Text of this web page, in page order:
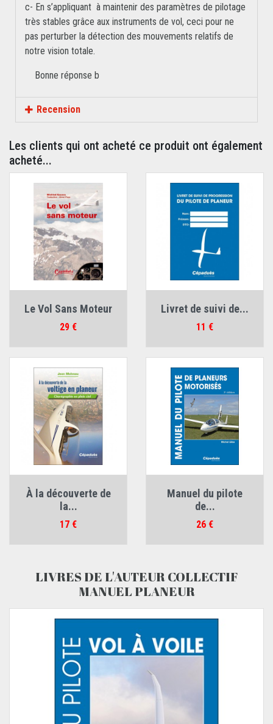
c- En s’appliquant à maintenir des paramètres de pilotage
très stables grâce aux instruments de vol, ceci pour ne
pas perturber la détection des mouvements relatifs de
notre vision totale.
Bonne réponse b
Recension
Les clients qui ont acheté ce produit ont également
acheté...
Le Vol Sans Moteur
Prix
29 €
Livret de suivi de...
Prix
11 €
À la découverte de
la...
Prix
17 €
Manuel du pilote
de...
Prix
26 €
LIVRES DE L'AUTEUR COLLECTIF
MANUEL PLANEUR